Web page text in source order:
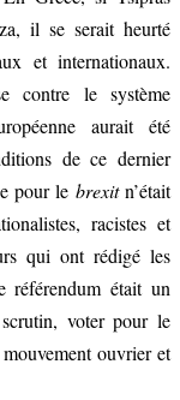
il se serait heurté
et internationaux.
contre le système
aurait été
de ce dernier
pour le brexitn’était
racistes et
qui ont rédigé les
référendum était un
voter pour le
ouvrier et